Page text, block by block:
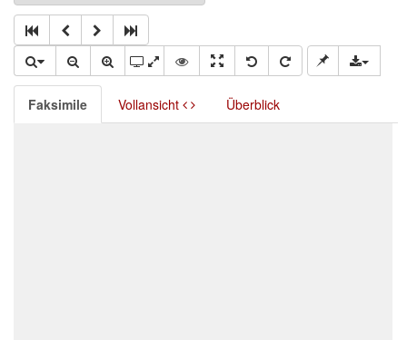
Faksimile Vollansicht Überblick